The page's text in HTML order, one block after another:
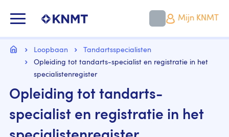
naar
gaan
Mijn KNMT
Kruimelpad
HomeLoopbaan
Tandartsspecialisten
Opleiding tot tandarts-specialist en registratie in het
specialistenregister
Opleiding tot tandarts-
specialist en registratie in het